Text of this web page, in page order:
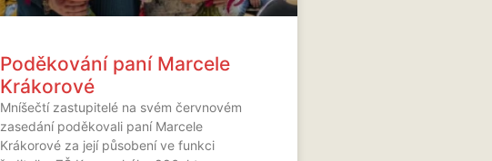
Poděkování paní Marcele
Krákorové
Mníšečtí zastupitelé na svém červnovém
zasedání poděkovali paní Marcele
Krákorové za její působení ve funkci